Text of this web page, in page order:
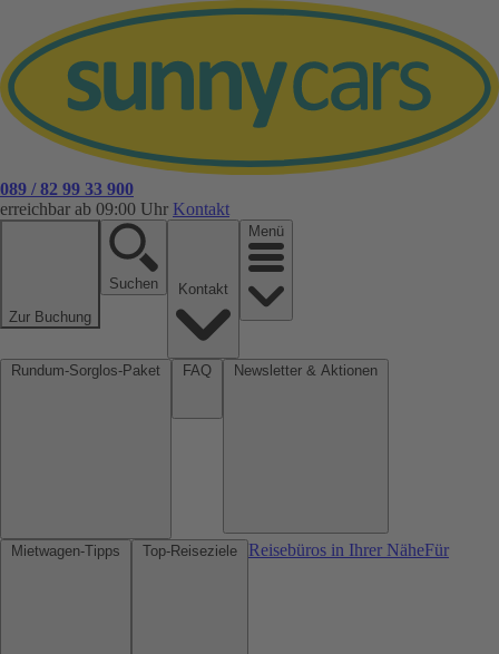
089 / 82 99 33 900
erreichbar ab 09:00 Uhr Kontakt
Zur Buchung
Suchen
Menü
Reisebüros in Ihrer NäheFür